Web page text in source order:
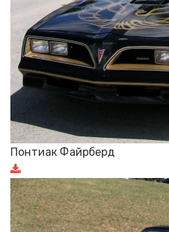
Понтиак Файрберд